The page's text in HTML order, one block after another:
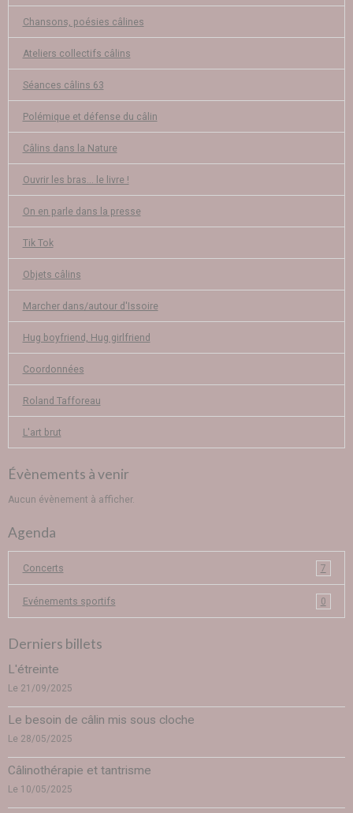
Chansons, poésies câlines
Ateliers collectifs câlins
Séances câlins 63
Polémique et défense du câlin
Câlins dans la Nature
Ouvrir les bras... le livre !
On en parle dans la presse
Tik Tok
Objets câlins
Marcher dans/autour d'Issoire
Hug boyfriend, Hug girlfriend
Coordonnées
Roland Tafforeau
L'art brut
Évènements à venir
Aucun évènement à afficher.
Agenda
Concerts 7
Evénements sportifs 0
Derniers billets
L'étreinte
Le 21/09/2025
Le besoin de câlin mis sous cloche
Le 28/05/2025
Câlinothérapie et tantrisme
Le 10/05/2025